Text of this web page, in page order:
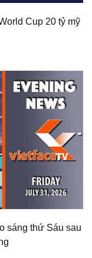
Cup 20 tỷ mỹ
sáng thứ Sáu sau